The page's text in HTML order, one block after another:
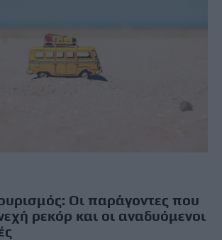
Οι παράγοντες που
ρεκόρ και οι αναδυόμενοι